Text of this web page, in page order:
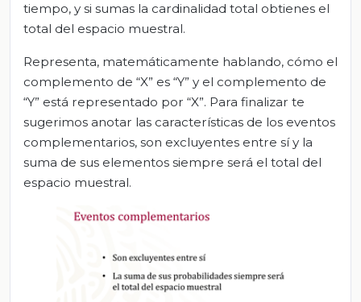
tiempo, y si sumas la cardinalidad total obtienes el
total del espacio muestral.
Representa, matemáticamente hablando, cómo el
complemento de “X” es “Y” y el complemento de
“Y” está representado por “X”. Para finalizar te
sugerimos anotar las características de los eventos
complementarios, son excluyentes entre sí y la
suma de sus elementos siempre será el total del
espacio muestral.